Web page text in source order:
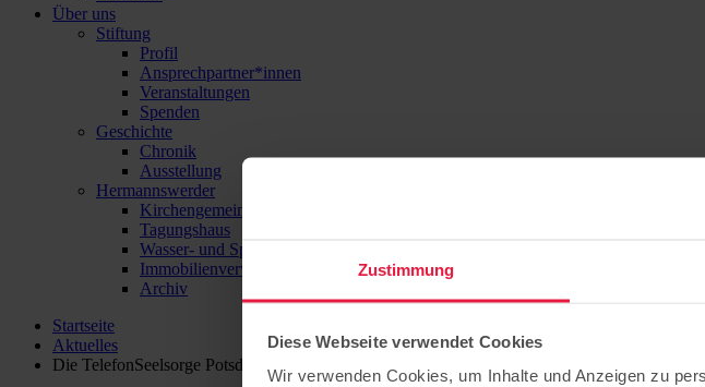
Zustimmung
Diese Webseite verwendet Cookies
Wir verwenden Cookies, um Inhalte und Anzeigen zu
Über uns
Stiftung
Profil
Ansprechpartner*innen
Veranstaltungen
Spenden
Geschichte
Chronik
Ausstellung
Hermannswerder
Kirchengemeinde
Tagungshaus
Wasser- und Sport-Zentrum Hermannswerder
Immobilienverwaltung
Archiv
Startseite
Aktuelles
Die TelefonSeelsorge Potsdam sucht neue ehrenamtliche Mitarbeitende